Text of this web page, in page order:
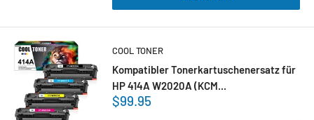
COOL TONER
Kompatibler Tonerkartuschenersatz für
HP 414A W2020A (KCM...
$99.95